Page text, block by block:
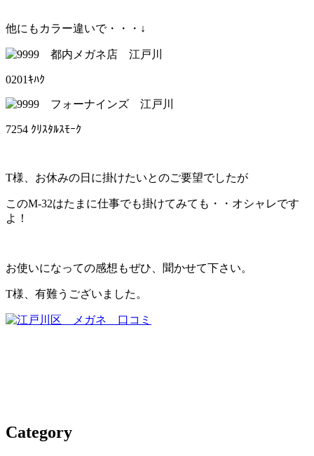
他にもカラー違いで・・・↓
0201ｷﾊｸ
7254 ｸﾘｽﾀﾙｽﾓｰｸ
T様、お休みの日に掛けたいとのご要望でしたが
このM-32はたまに仕事でも掛けてみても・・オシャレです
よ！
お使いになっての感想もぜひ、聞かせて下さい。
T様、有難うございました。
Category